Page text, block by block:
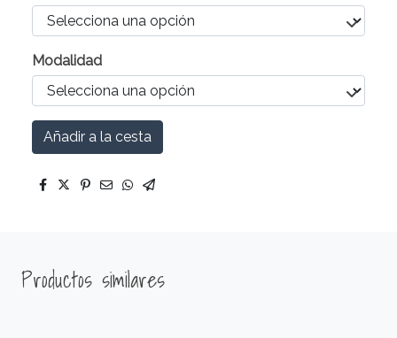
Modalidad
Añadir a la cesta
Productos similares